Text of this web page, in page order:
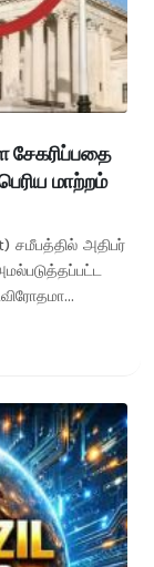
சேகரிப்பதை
மாற்றம்
சமீபத்தில் அதிபர்